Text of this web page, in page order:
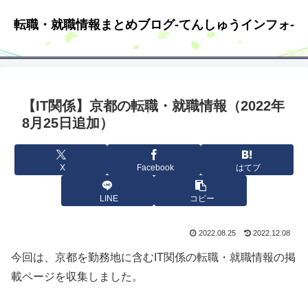
転職・就職情報まとめブログ-てんしゅうインフォ-
【IT関係】京都の転職・就職情報（2022年
8月25日追加）
X Facebook はてブ
LINE コピー
2022.08.25 2022.12.08
今回は、京都を勤務地に含むIT関係の転職・就職情報の掲
載ページを収集しました。